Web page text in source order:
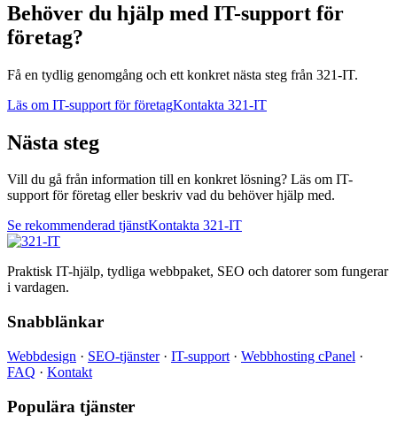
Behöver du hjälp med IT-support för
företag?
Få en tydlig genomgång och ett konkret nästa steg från 321-IT.
Läs om IT-support för företagKontakta 321-IT
Nästa steg
Vill du gå från information till en konkret lösning? Läs om IT-
support för företag eller beskriv vad du behöver hjälp med.
Se rekommenderad tjänstKontakta 321-IT
Praktisk IT-hjälp, tydliga webbpaket, SEO och datorer som fungerar
i vardagen.
Snabblänkar
Webbdesign · SEO-tjänster· IT-support · Webbhosting cPanel ·
FAQ · Kontakt
Populära tjänster